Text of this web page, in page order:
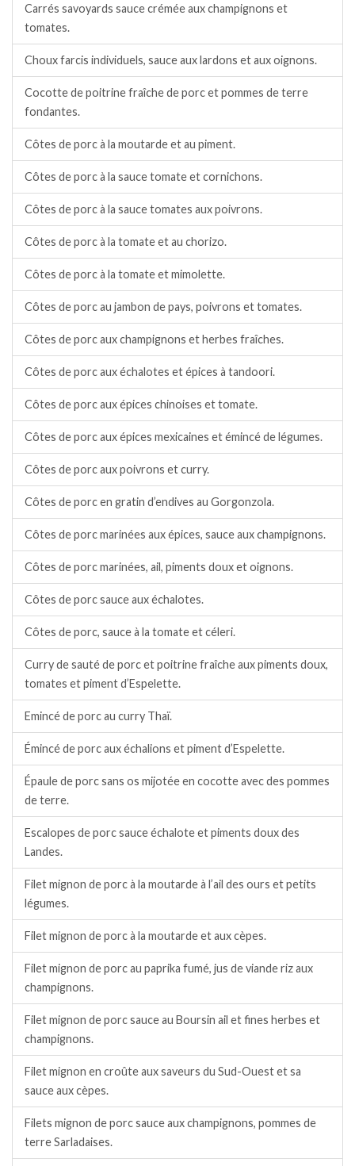
Carrés savoyards sauce crémée aux champignons et
tomates.
Choux farcis individuels, sauce aux lardons et aux oignons.
Cocotte de poitrine fraîche de porc et pommes de terre
fondantes.
Côtes de porc à la moutarde et au piment.
Côtes de porc à la sauce tomate et cornichons.
Côtes de porc à la sauce tomates aux poivrons.
Côtes de porc à la tomate et au chorizo.
Côtes de porc à la tomate et mimolette.
Côtes de porc au jambon de pays, poivrons et tomates.
Côtes de porc aux champignons et herbes fraîches.
Côtes de porc aux échalotes et épices à tandoori.
Côtes de porc aux épices chinoises et tomate.
Côtes de porc aux épices mexicaines et émincé de légumes.
Côtes de porc aux poivrons et curry.
Côtes de porc en gratin d’endives au Gorgonzola.
Côtes de porc marinées aux épices, sauce aux champignons.
Côtes de porc marinées, ail, piments doux et oignons.
Côtes de porc sauce aux échalotes.
Côtes de porc, sauce à la tomate et céleri.
Curry de sauté de porc et poitrine fraîche aux piments doux,
tomates et piment d’Espelette.
Emincé de porc au curry Thaï.
Émincé de porc aux échalions et piment d’Espelette.
Épaule de porc sans os mijotée en cocotte avec des pommes
de terre.
Escalopes de porc sauce échalote et piments doux des
Landes.
Filet mignon de porc à la moutarde à l’ail des ours et petits
légumes.
Filet mignon de porc à la moutarde et aux cèpes.
Filet mignon de porc au paprika fumé, jus de viande riz aux
champignons.
Filet mignon de porc sauce au Boursin ail et fines herbes et
champignons.
Filet mignon en croûte aux saveurs du Sud-Ouest et sa
sauce aux cèpes.
Filets mignon de porc sauce aux champignons, pommes de
terre Sarladaises.